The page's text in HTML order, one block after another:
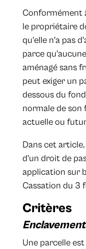
Conformément
le propriétaire
qu'elle n'a pas
parce
aménagé sans
peut exiger un
dessous du
normale de son
actuelle ou
Dans cet
d'un droit de
application sur
Cassation du 3
Critères
Une parcelle